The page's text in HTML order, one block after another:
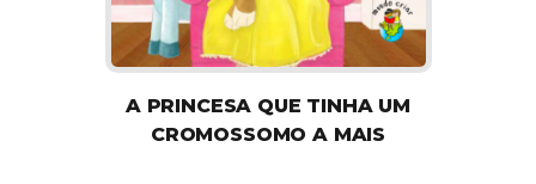
A PRINCESA QUE TINHA UM
CROMOSSOMO A MAIS